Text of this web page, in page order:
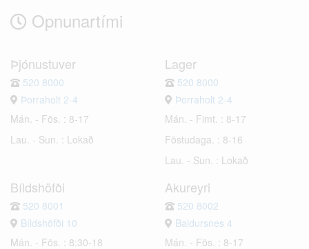
Opnunartími
Þjónustuver
520 8000
Þorraholt 2-4
Mán. - Fös. : 8-17
Lau. - Sun. : Lokað
Lager
520 8000
Þorraholt 2-4
Mán. - Fimt. : 8-17
Föstudaga. : 8-16
Lau. - Sun. : Lokað
Bíldshöfði
520 8001
Bíldshöfði 10
Mán. - Fös. : 8:30-18
Akureyri
520 8002
Baldursnes 4
Mán. - Fös. : 8-17